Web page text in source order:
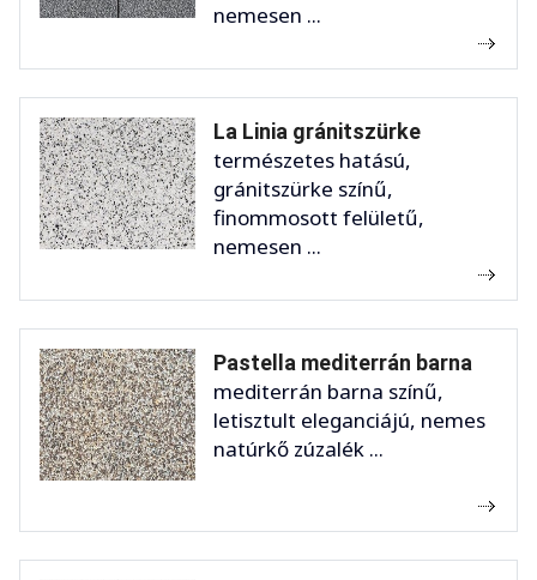
nemesen ...
La Linia gránitszürke
természetes hatású,
gránitszürke színű,
finommosott felületű,
nemesen ...
Pastella mediterrán barna
mediterrán barna színű,
letisztult eleganciájú, nemes
natúrkő zúzalék ...